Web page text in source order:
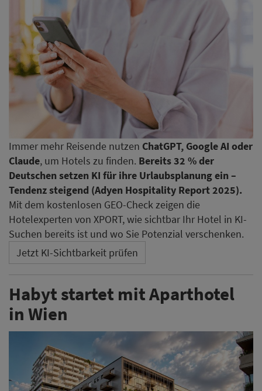
Immer mehr Reisende nutzen ChatGPT, Google AI oder
Claude, um Hotels zu finden. Bereits 32 % der
Deutschen setzen KI für ihre Urlaubsplanung ein –
Tendenz steigend (Adyen Hospitality Report 2025).
Mit dem kostenlosen GEO-Check zeigen die
Hotelexperten von XPORT, wie sichtbar Ihr Hotel in KI-
Suchen bereits ist und wo Sie Potenzial verschenken.
Jetzt KI-Sichtbarkeit prüfen
Habyt startet mit Aparthotel
in Wien